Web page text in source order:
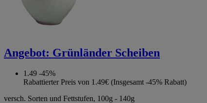
Angebot: Grünländer Scheiben
1.49 -45%
Rabattierter Preis von 1.49€ (Insgesamt -45% Rabatt)
versch. Sorten und Fettstufen, 100g - 140g